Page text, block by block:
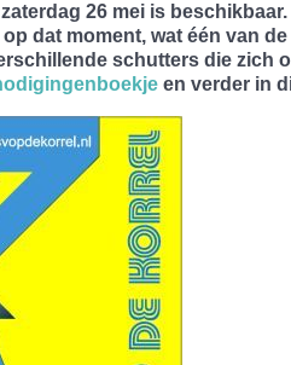
26 mei is
dat moment, wat één van
schutters die zich
en verder in